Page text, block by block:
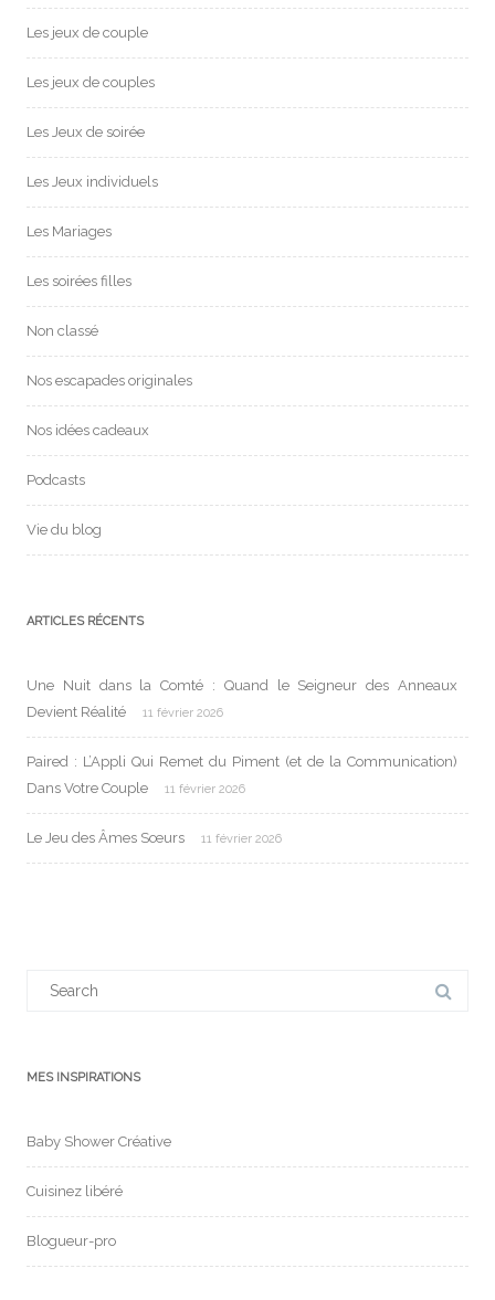
Les jeux de couple
Les jeux de couples
Les Jeux de soirée
Les Jeux individuels
Les Mariages
Les soirées filles
Non classé
Nos escapades originales
Nos idées cadeaux
Podcasts
Vie du blog
ARTICLES RÉCENTS
Une Nuit dans la Comté : Quand le Seigneur des Anneaux
Devient Réalité
11 février 2026
Paired : L’Appli Qui Remet du Piment (et de la Communication)
Dans Votre Couple
11 février 2026
Le Jeu des Âmes Sœurs 11 février 2026
MES INSPIRATIONS
Baby Shower Créative
Cuisinez libéré
Blogueur-pro